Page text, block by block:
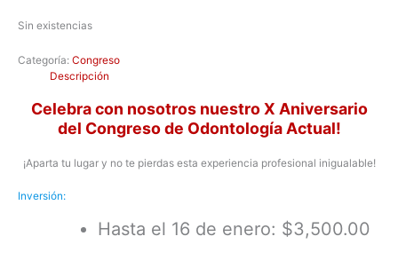
Sin existencias
Categoría: Congreso
Descripción
Celebra con nosotros nuestro X Aniversario
del Congreso de Odontología Actual!
¡Aparta tu lugar y no te pierdas esta experiencia profesional inigualable!
Inversión:
Hasta el 16 de enero: $3,500.00